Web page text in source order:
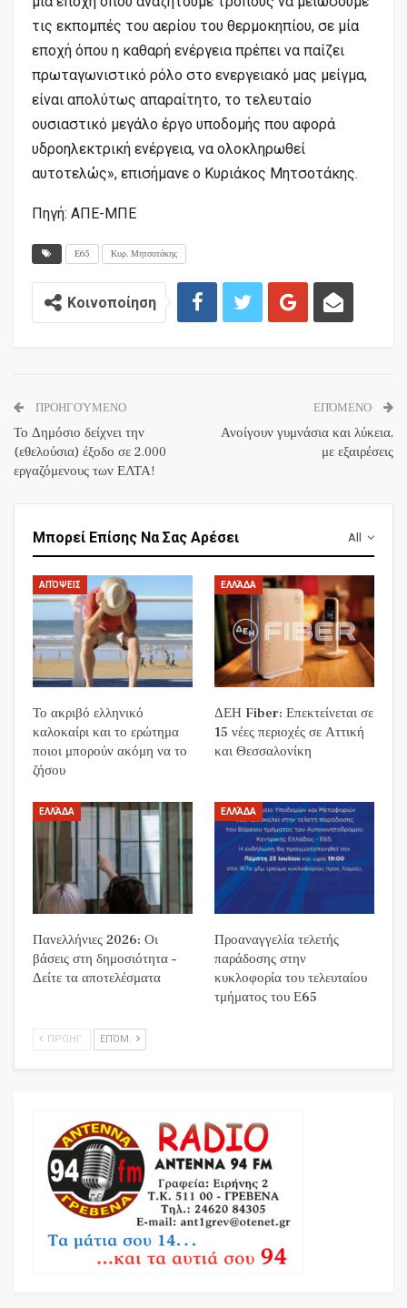
τις εκπομπές του αερίου του θερμοκηπίου, σε μία
εποχή όπου η καθαρή ενέργεια πρέπει να παίζει
πρωταγωνιστικό ρόλο στο ενεργειακό μας μείγμα,
είναι απολύτως απαραίτητο, το τελευταίο
ουσιαστικό μεγάλο έργο υποδομής που αφορά
υδροηλεκτρική ενέργεια, να ολοκληρωθεί
αυτοτελώς», επισήμανε ο Κυριάκος Μητσοτάκης.
Πηγή: ΑΠΕ-ΜΠΕ
Ε65 Κυρ. Μητσοτάκης
Κοινοποίηση
ΠΡΟΗΓΟΎΜΕΝΟ
Το Δημόσιο δείχνει την
(εθελούσια) έξοδο σε 2.000
εργαζόμενους των ΕΛΤΑ!
ΕΠΌΜΕΝΟ
Ανοίγουν γυμνάσια και λύκεια,
με εξαιρέσεις
All
Μπορεί Επίσης Να Σας Αρέσει
ΑΠΌΨΕΙΣ
Το ακριβό ελληνικό
καλοκαίρι και το ερώτημα
ποιοι μπορούν ακόμη να το
ζήσου
ΕΛΛΆΔΑ
ΔΕΗ Fiber: Επεκτείνεται σε
15 νέες περιοχές σε Αττική
και Θεσσαλονίκη
ΕΛΛΆΔΑ
Πανελλήνιες 2026: Οι
βάσεις στη δημοσιότητα –
Δείτε τα αποτελέσματα
ΕΛΛΆΔΑ
Προαναγγελία τελετής
παράδοσης στην
κυκλοφορία του τελευταίου
τμήματος του Ε65
ΠΡΟΗΓ. ΕΠΌΜ.